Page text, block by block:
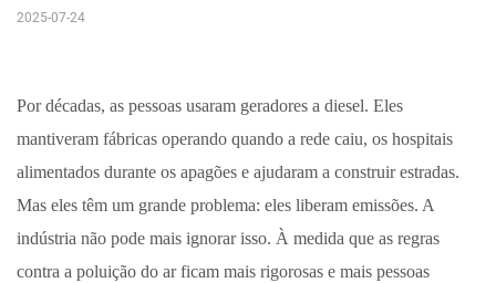
2025-07-24
Por décadas, as pessoas usaram geradores a diesel. Eles
mantiveram fábricas operando quando a rede caiu, os hospitais
alimentados durante os apagões e ajudaram a construir estradas.
Mas eles têm um grande problema: eles liberam emissões. A
indústria não pode mais ignorar isso. À medida que as regras
contra a poluição do ar ficam mais rigorosas e mais pessoas